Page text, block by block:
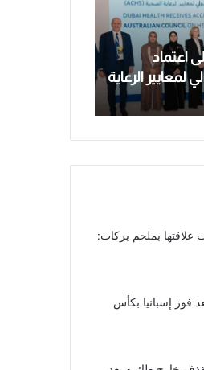
اعتماد
لمعايير الرعاية
الجنسي
طالب
لأكثر
بملحم بركات:
فوز إسبانيا بكأس